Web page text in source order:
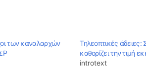
των καναλαρχών
Τηλεοπτικές
καθορίζει την τιμή
introtext